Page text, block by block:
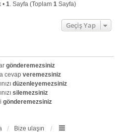
•1. Sayfa (Toplam1 Sayfa)
Geçiş Yap
gönderemezsiniz
cevap veremezsiniz
düzenleyemezsiniz
silemezsiniz
gönderemezsiniz
Bize ulaşın